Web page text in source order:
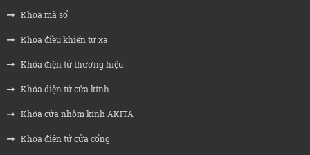
Khóa mã số
Khóa điều khiển từ xa
Khóa điện tử thương hiệu
Khóa điện tử cửa kính
Khóa cửa nhôm kính AKITA
Khóa điện tử cửa cổng